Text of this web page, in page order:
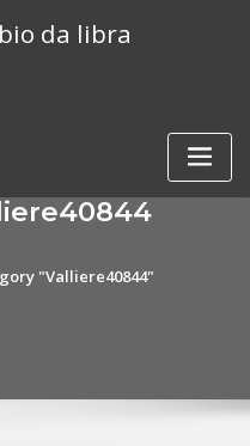
da libra
"Valliere40844"